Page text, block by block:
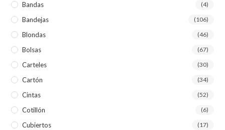
Bandas (4)
Bandejas (106)
Blondas (46)
Bolsas (67)
Carteles (30)
Cartón (34)
Cintas (52)
Cotillón (6)
Cubiertos (17)